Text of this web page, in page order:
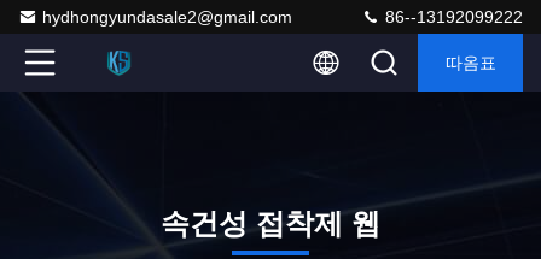
hydhongyundasale2@gmail.com 86--13192099222
따옴표
속건성 접착제 웹